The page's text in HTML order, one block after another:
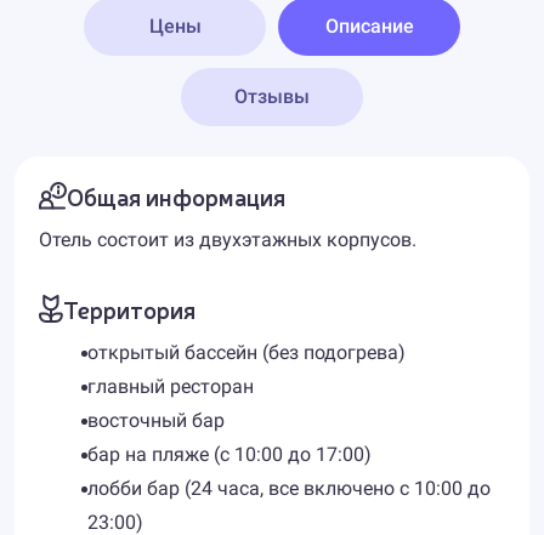
Цены Описание
Отзывы
Общая информация
Отель состоит из двухэтажных корпусов.
Территория
открытый бассейн (без подогрева)
главный ресторан
восточный бар
бар на пляже (с 10:00 до 17:00)
лобби бар (24 часа, все включено с 10:00 до
23:00)